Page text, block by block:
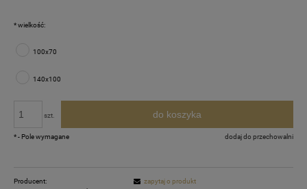
*wielkość:
100x70
140x100
szt. do koszyka
dodaj do przechowalni
*- Pole wymagane
Producent:
zapytaj o produkt